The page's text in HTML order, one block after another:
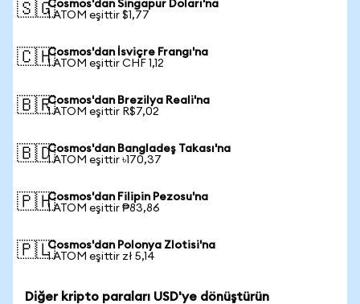
🇸🇬Cosmos'dan Singapur Doları'na
1 ATOM eşittir $1,77
🇨🇭Cosmos'dan İsviçre Frangı'na
1 ATOM eşittir CHF 1,12
🇧🇷Cosmos'dan Brezilya Reali'na
1 ATOM eşittir R$7,02
🇧🇩Cosmos'dan Bangladeş Takası'na
1 ATOM eşittir ৳170,37
🇵🇭Cosmos'dan Filipin Pezosu'na
1 ATOM eşittir ₱83,86
🇵🇱Cosmos'dan Polonya Zlotisi'na
1 ATOM eşittir zł 5,14
Diğer kripto paraları USD'ye dönüştürün